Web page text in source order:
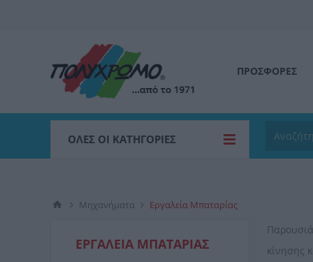
ΠΡΟΣΦΟΡΕΣ
ΌΛΕΣ ΟΙ ΚΑΤΗΓΟΡΊΕΣ
Μηχανήματα Εργαλεία Μπαταρίας
κίνησης
ΕΡΓΑΛΕΊΑ ΜΠΑΤΑΡΊΑΣ